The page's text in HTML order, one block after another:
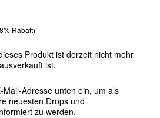
Rabatt)
Produkt ist derzeit nicht mehr
ist.
Mail-Adresse unten ein, um als
neuesten Drops und
zu werden.